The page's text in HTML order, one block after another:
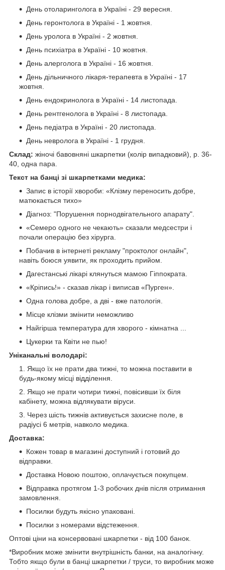
День отоларинголога в Україні - 29 вересня.
День геронтолога в Україні - 1 жовтня.
День уролога в Україні - 2 жовтня.
День психіатра в Україні - 10 жовтня.
День алерголога в Україні - 16 жовтня.
День дільничного лікаря-терапевта в Україні - 17
жовтня.
День ендокринолога в Україні - 14 листопада.
День рентгенолога в Україні - 8 листопада.
День педіатра в Україні - 20 листопада.
День невролога в Україні - 1 грудня.
Склад: жіночі бавовняні шкарпетки (колір випадковий), р. 36-
40, одна пара.
Текст на банці зі шкарпетками медика:
Запис в історії хвороби: «Клізму переносить добре,
матюкається тихо»
Діагноз: "Порушення порнодвігательного апарату".
«Семеро одного не чекають» сказали медсестри і
почали операцію без хірурга.
Побачив в інтернеті рекламу "проктолог онлайн",
навіть боюся уявити, як проходить прийом.
Дагестанські лікарі клянуться мамою Гіппократа.
«Кріпись!» - сказав лікар і виписав «Пурген».
Одна голова добре, а дві - вже патологія.
Мicце клiзми змiнити неможливо
Найгірша температура для хворого - кімнатна ...
Цукерки та Квіти не пью!
Уніканальні володарі:
Якщо їх не прати два тижнi, то можна поставити в
будь-якому мiсцi вiддiлення.
Якщо не прати чотири тижнi, повiсивши їх бiля
кабiнету, можна вiдлякувати вiруси.
Через шiсть тижнiв активується захисне поле, в
радiусi 6 метрiв, навколо медика.
Доставка:
Кожен товар в магазині доступний і готовий до
відправки.
Доставка Новою поштою, оплачується покупцем.
Відправка протягом 1-3 робочих днів після отримання
замовлення.
Посилки будуть якісно упаковані.
Посилки з номерами відстеження.
Оптові ціни на консервовані шкарпетки - від 100 банок.
*Виробник може змінити внутрішність банки, на аналогічну.
Тобто якщо були в банці шкарпетки / труси, то виробник може